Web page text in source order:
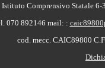
Istituto Comprensivo Statale 6-
070 892146 mail: :
cod. mecc. CAIC89800